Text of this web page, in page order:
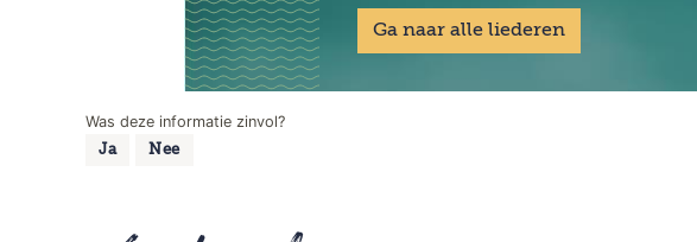
Ga naar alle liederen
Was deze informatie zinvol?
Ja Nee